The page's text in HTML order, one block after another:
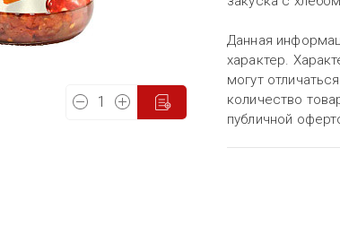
Данная
характер.
могут
количество
публичной